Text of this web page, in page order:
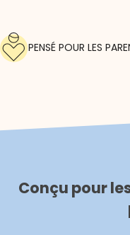
PENSÉ POUR LES
Conçu pour